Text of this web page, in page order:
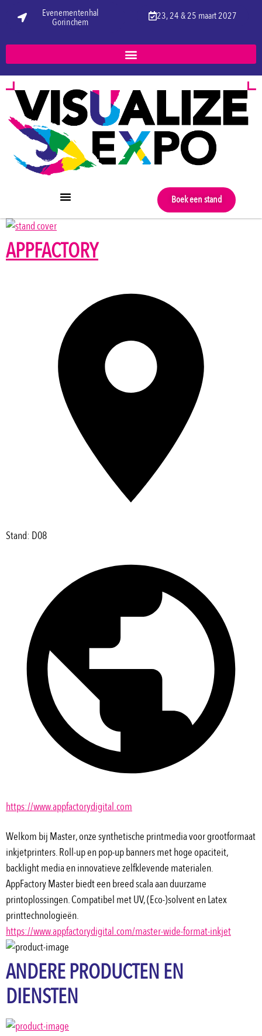
Evenementenhal
Gorinchem
23, 24 & 25 maart 2027
Boek een stand
APPFACTORY
Stand: D08
https://www.appfactorydigital.com
Welkom bij Master, onze synthetische printmedia voor grootformaat
inkjetprinters. Roll-up en pop-up banners met hoge opaciteit,
backlight media en innovatieve zelfklevende materialen.
AppFactory Master biedt een breed scala aan duurzame
printoplossingen. Compatibel met UV, (Eco-)solvent en Latex
printtechnologieën.
https://www.appfactorydigital.com/master-wide-format-inkjet
ANDERE PRODUCTEN EN
DIENSTEN